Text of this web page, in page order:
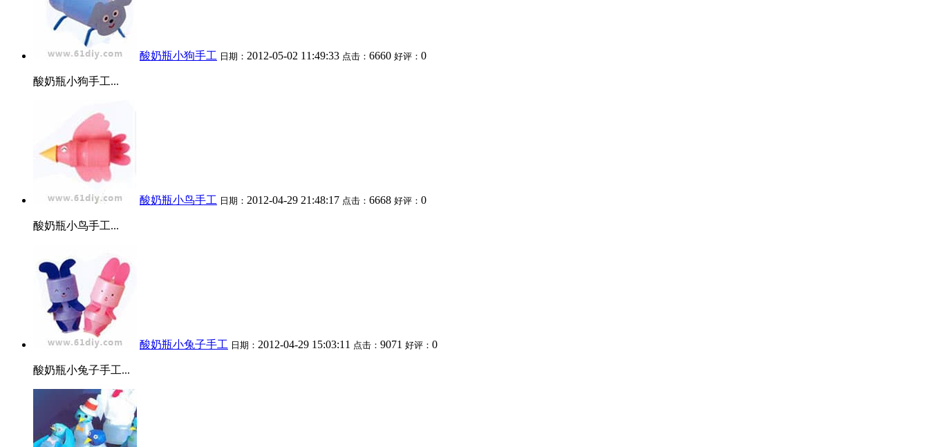
酸奶瓶小狗手工 日期： 2012-05-02 11:49:33 点击： 6660 好评： 0
酸奶瓶小狗手工...
酸奶瓶小鸟手工 日期： 2012-04-29 21:48:17 点击： 6668 好评： 0
酸奶瓶小鸟手工...
酸奶瓶小兔子手工 日期： 2012-04-29 15:03:11 点击： 9071 好评： 0
酸奶瓶小兔子手工...